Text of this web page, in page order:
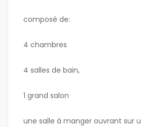
composé de:
4 chambres
4 salles de bain,
1 grand salon
une salle à manger ouvrant sur